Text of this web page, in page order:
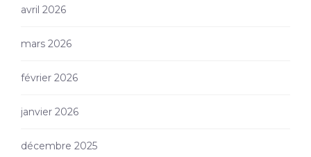
avril 2026
mars 2026
février 2026
janvier 2026
décembre 2025